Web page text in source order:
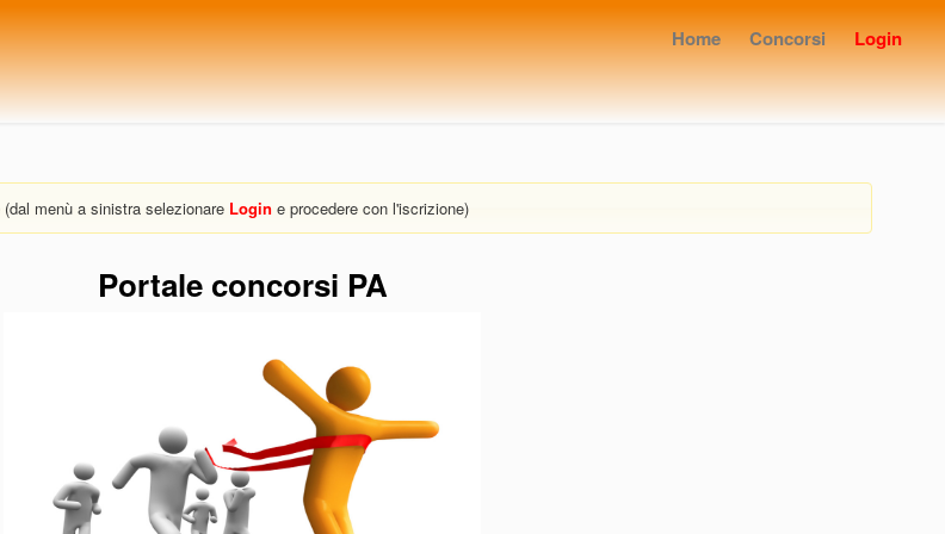
Home Concorsi Login
menù a sinistra selezionare Logine procedere con l'iscrizione)
Portale concorsi PA